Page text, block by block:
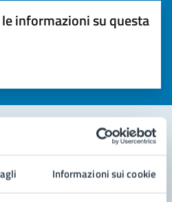
Informazioni sui cookie
informazioni su questa
(da 1 a 5 stelle)
per valutare la chiarezza delle
su 5
su 5
5